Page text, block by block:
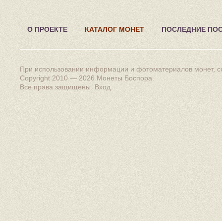
О ПРОЕКТЕ КАТАЛОГ МОНЕТ ПОСЛЕДНИЕ
При использовании информации и фотоматериалов монет,
Copyright 2010 — 2026 Монеты Боспора
Все права защищены. Вход